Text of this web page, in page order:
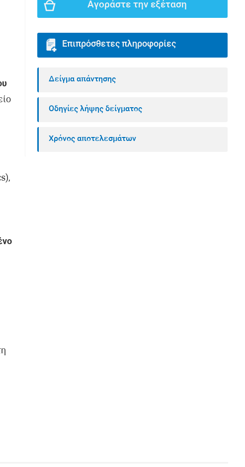
Αγοράστε την εξέταση
Επιπρόσθετες πληροφορίες
Δείγμα απάντησης
Οδηγίες λήψης δείγματος
Χρόνος αποτελεσμάτων